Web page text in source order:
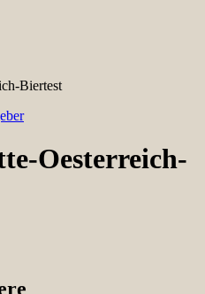
Biertest
Oesterreich-